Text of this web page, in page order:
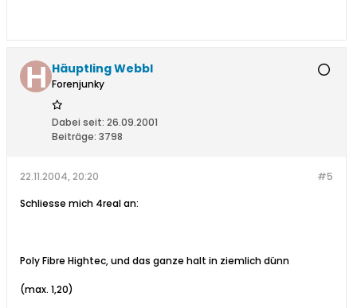
Häuptling Webbl
Forenjunky
Dabei seit: 26.09.2001
Beiträge: 3798
#5
22.11.2004, 20:20
Schliesse mich 4real an:
Poly Fibre Hightec, und das ganze halt in ziemlich dünn
(max. 1,20)